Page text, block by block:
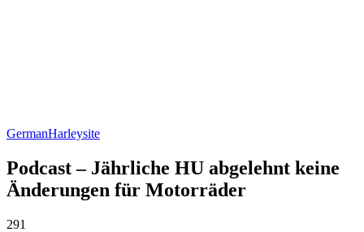
GermanHarleysite
Podcast – Jährliche HU abgelehnt keine
Änderungen für Motorräder
291